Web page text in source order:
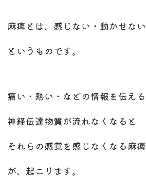
麻痺とは、感じない・動かせない
というものです。
痛い・熱い・などの情報を伝える
神経伝達物質が流れなくなると
それらの感覚を感じなくなる麻痺
が、起こります。